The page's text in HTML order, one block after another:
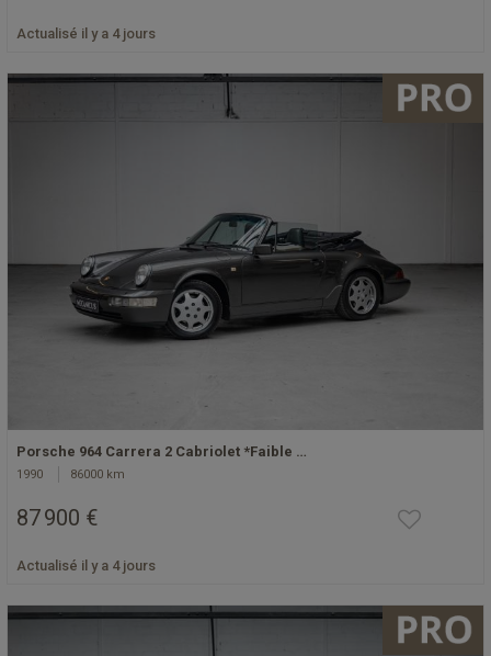
Actualisé il y a 4 jours
Porsche 964 Carrera 2 Cabriolet *Faible …
1990 86000 km
87 900 €
Actualisé il y a 4 jours